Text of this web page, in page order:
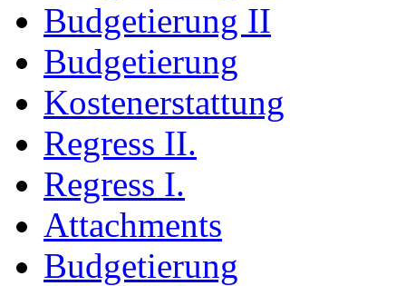
Budgetierung II
Budgetierung
Kostenerstattung
Regress II.
Regress I.
Attachments
Budgetierung